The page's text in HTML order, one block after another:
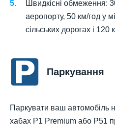
Швидкісні обмеження:
аеропорту, 50 км/год у
сільських дорогах і 120
Паркування
Паркувати ваш автомобіль
хабах P1 Premium або P51